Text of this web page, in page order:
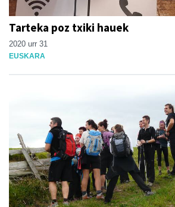
Tarteka poz txiki hauek
2020 urr 31
EUSKARA